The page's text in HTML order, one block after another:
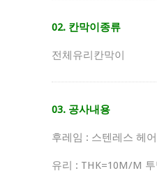
02. 칸막이종류
전체유리칸막이
03. 공사내용
후레임 : 스텐레스 헤
유리 : THK=10M/M